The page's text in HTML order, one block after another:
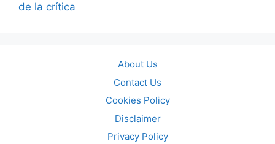
de la crítica
About Us
Contact Us
Cookies Policy
Disclaimer
Privacy Policy